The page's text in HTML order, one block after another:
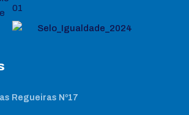
Regueiras Nº17